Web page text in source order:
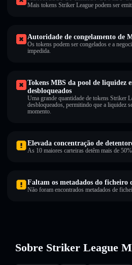
Mais tokens Striker League podem ser
Autoridade de congelamento de
Os tokens podem ser congelados e a
impedida.
Tokens MBS da pool de liquidez
desbloqueados
Uma grande quantidade de tokens Striker
desbloqueados, permitindo que a liquidez
momento.
Elevada concentração de
As 10 maiores carteiras detêm mais de
Faltam os metadados do ficheiro
Não foram encontrados metadados de
Sobre Striker League